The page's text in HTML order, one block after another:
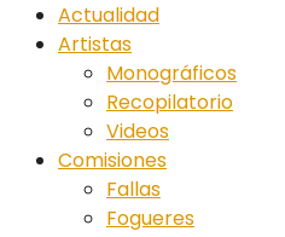
Actualidad
Artistas
Monográficos
Recopilatorio
Videos
Comisiones
Fallas
Fogueres